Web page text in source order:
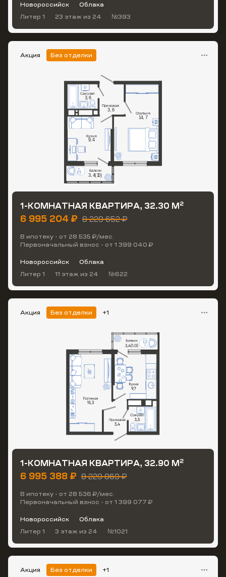
Новороссийск
Облака
Литер 1
23 этаж из 24 №393
Акция Без отделки
1-КОМНАТНАЯ КВАРТИРА, 32.30 М2
6 995 204 ₽ 8 229 652 ₽
В ипотеку - от 28 535 ₽/мес.
Первоначальный взнос - от 1 399 040 ₽
Новороссийск
Облака
Литер 1
11 этаж из 24 №622
Акция Без отделки +1
1-КОМНАТНАЯ КВАРТИРА, 32.90 М2
6 995 388 ₽ 8 229 869 ₽
В ипотеку - от 28 536 ₽/мес.
Первоначальный взнос - от 1 399 077 ₽
Новороссийск
Облака
Литер 1
3 этаж из 24 №1021
Акция Без отделки +1